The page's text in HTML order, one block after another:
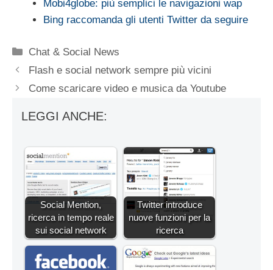
Mobi4globe: più semplici le navigazioni wap
Bing raccomanda gli utenti Twitter da seguire
Categorie
Chat & Social News
Flash e social network sempre più vicini
Come scaricare video e musica da Youtube
LEGGI ANCHE:
Social Mention,
ricerca in tempo reale
sui social network
Twitter introduce
nuove funzioni per la
ricerca